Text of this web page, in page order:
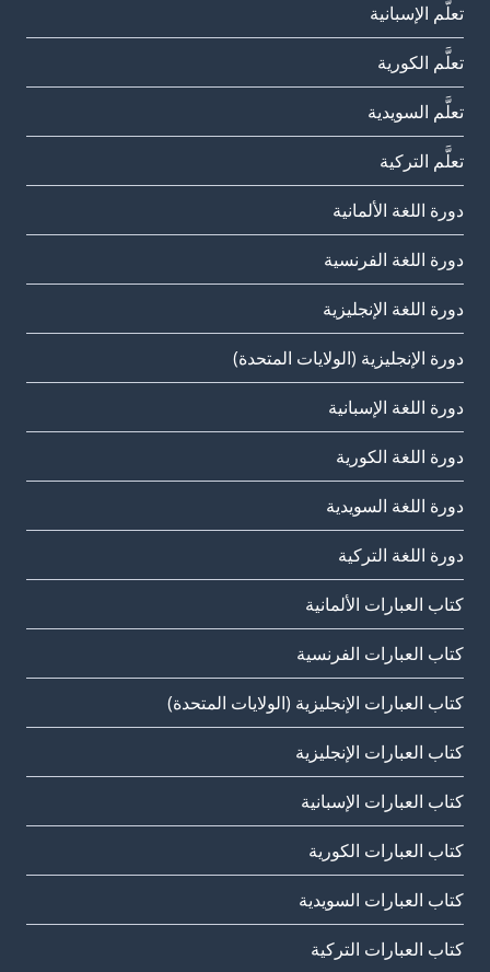
تعلَّم الإسبانية
تعلَّم الكورية
تعلَّم السويدية
تعلَّم التركية
دورة اللغة الألمانية
دورة اللغة الفرنسية
دورة اللغة الإنجليزية
دورة الإنجليزية (الولايات المتحدة)
دورة اللغة الإسبانية
دورة اللغة الكورية
دورة اللغة السويدية
دورة اللغة التركية
كتاب العبارات الألمانية
كتاب العبارات الفرنسية
كتاب العبارات الإنجليزية (الولايات المتحدة)
كتاب العبارات الإنجليزية
كتاب العبارات الإسبانية
كتاب العبارات الكورية
كتاب العبارات السويدية
كتاب العبارات التركية